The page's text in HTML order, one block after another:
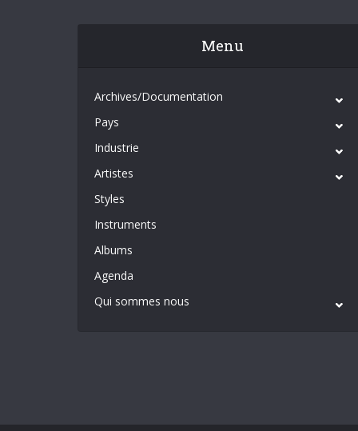
Menu
Archives/Documentation
Pays
Industrie
Artistes
Styles
Instruments
Albums
Agenda
Qui sommes nous